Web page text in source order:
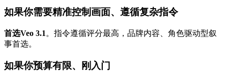
如果你需要精准控制画面、遵循复杂指令
首选Veo 3.1 。指令遵循评分最高，品牌内容、角色驱动型叙
事首选。
如果你预算有限、刚入门